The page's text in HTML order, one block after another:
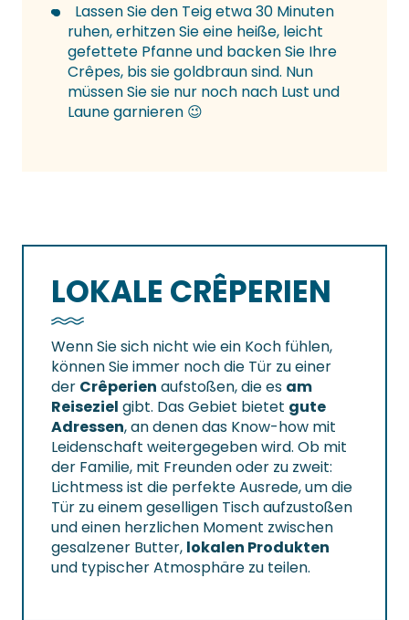
Lassen Sie den Teig etwa 30 Minuten
ruhen, erhitzen Sie eine heiße, leicht
gefettete Pfanne und backen Sie Ihre
Crêpes, bis sie goldbraun sind. Nun
müssen Sie sie nur noch nach Lust und
Laune garnieren 😉
LOKALE CRÊPERIEN
Wenn Sie sich nicht wie ein Koch fühlen,
können Sie immer noch die Tür zu einer
der Crêperien aufstoßen, die es am
Reiseziel gibt. Das Gebiet bietet gute
Adressen, an denen das Know-how mit
Leidenschaft weitergegeben wird. Ob mit
der Familie, mit Freunden oder zu zweit:
Lichtmess ist die perfekte Ausrede, um die
Tür zu einem geselligen Tisch aufzustoßen
und einen herzlichen Moment zwischen
gesalzener Butter, lokalen Produkten
und typischer Atmosphäre zu teilen.